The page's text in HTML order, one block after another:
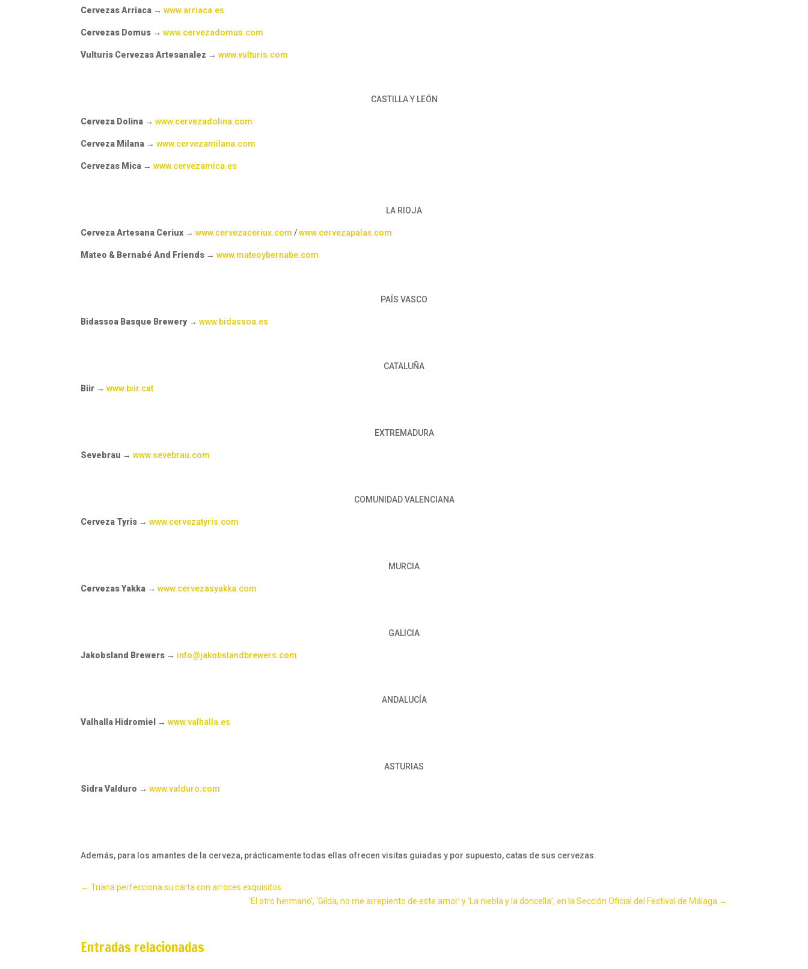
Cervezas Arriaca →www.arriaca.es
Cervezas Domus →www.cervezadomus.com
Vulturis Cervezas Artesanalez →www.vulturis.com
CASTILLA Y LEÓN
Cerveza Dolina → www.cervezadolina.com
Cerveza Milana →www.cervezamilana.com
Cervezas Mica →www.cervezamica.es
LA RIOJA
Cerveza Artesana Ceriux →www.cervezaceriux.com / www.cervezapalax.com
Mateo & Bernabé And Friends →www.mateoybernabe.com
PAÍS VASCO
Bidassoa Basque Brewery →www.bidassoa.es
CATALUÑA
Biir →www.biir.cat
EXTREMADURA
Sevebrau →www.sevebrau.com
COMUNIDAD VALENCIANA
Cerveza Tyris →www.cervezatyris.com
MURCIA
Cervezas Yakka →www.cervezasyakka.com
GALICIA
Jakobsland Brewers → info@jakobslandbrewers.com
ANDALUCÍA
Valhalla Hidromiel →www.valhalla.es
ASTURIAS
Sidra Valduro → www.valduro.com
Además, para los amantes de la cerveza, prácticamente todas ellas ofrecen visitas guiadas y por supuesto, catas de sus cervezas.
←Triana perfecciona su carta con arroces exquisitos
‘El otro hermano’, ‘Gilda, no me arrepiento de este amor’ y ‘La niebla y la doncella’, en la Sección Oficial del Festival de Málaga →
Entradas relacionadas